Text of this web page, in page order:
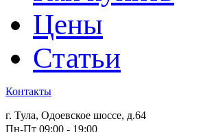
Цены
Статьи
Контакты
г. Тула, Одоевское шоссе, д.64
Пн-Пт 09:00 - 19:00